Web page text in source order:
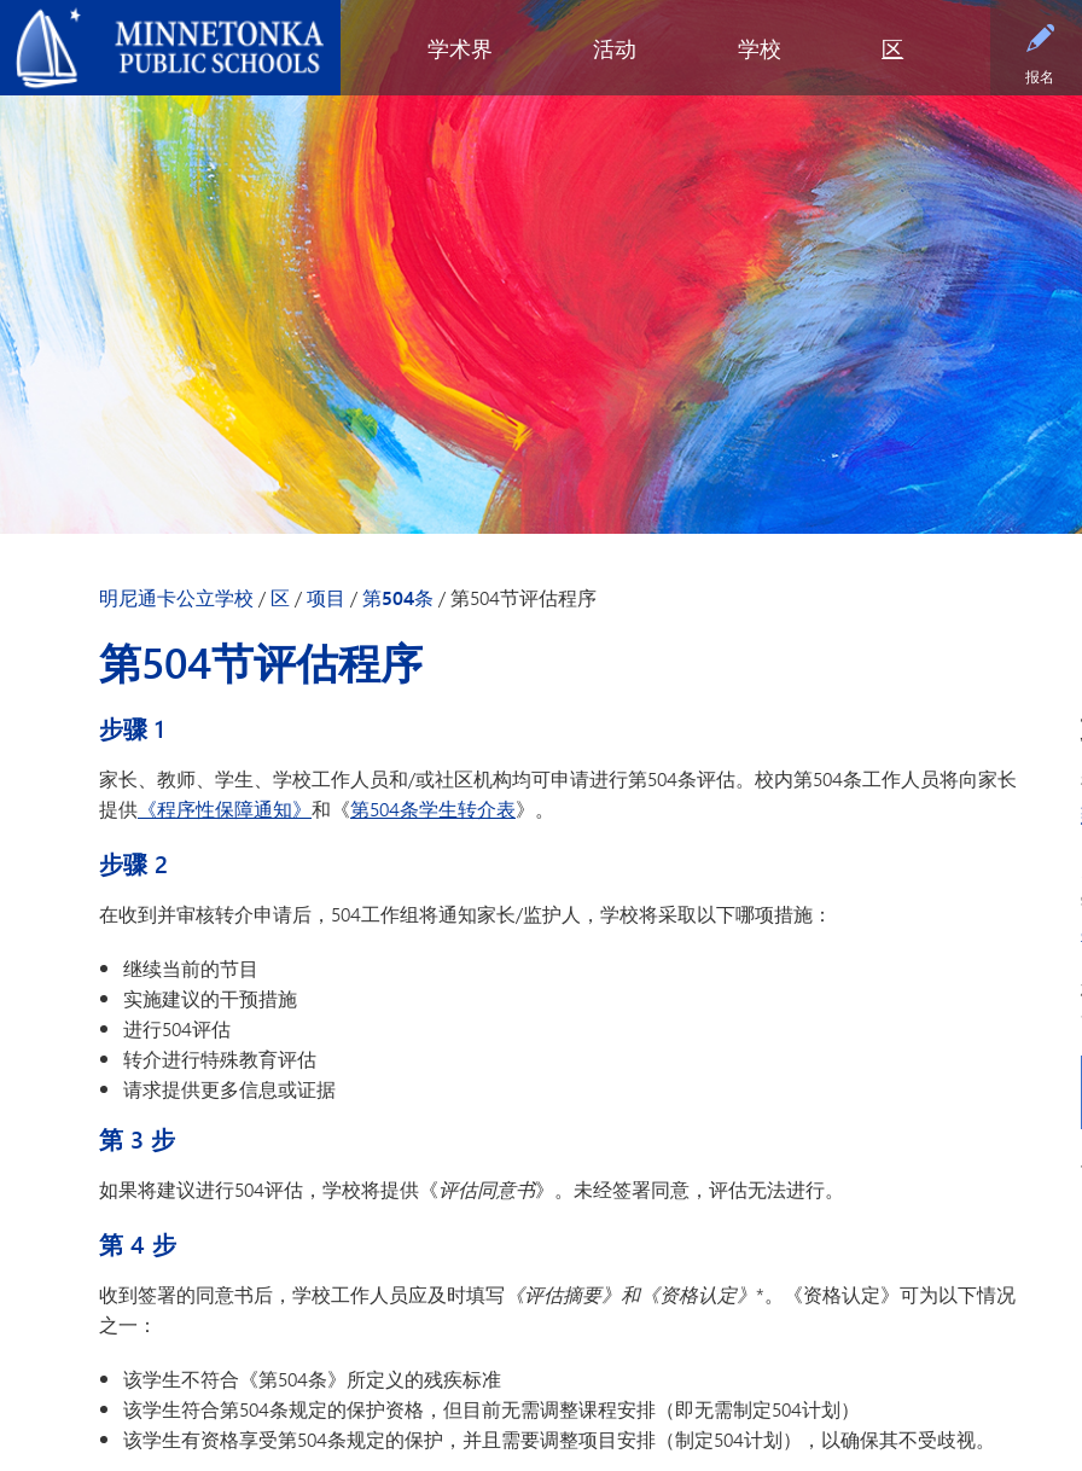
明尼通卡公立学校
学术界
地区项目
进阶学习
计算机科学与编程
数字健康与保健
语言沉浸式教学
音乐选项
“导航员”计划
奥尔维斯反欺凌项目
Tonka 在线
学前教育
幼儿筛查
幼儿家庭教育（ECFE）
幼儿特殊教育（ECSE）
“小探险家”托儿所
小学（K-5年级）
课程设置
小学网站链接
小学美术
沉浸式教学选项（幼儿园至五年
级）
Kindergarten at Minnetonka
读写能力计划
高
学
大
毕
美术
毕
国
国
语
明
“引
船
初中（6-8年级）
学术荣誉
课程目录
语言沉浸式教学（6-8年级）
活动
全区
卓越庆典
服务庆典
社区教育
有目标的育儿
“为更绿色的未来”再利用与回收活
动
Tonka 提供
小学
区合唱团
Tonka 辅导
青少年素质教育
青少年文娱活动
初中
活动 - MME
活动 - MMW
高中活动
社团与拓展活动
联系我们
明尼通卡合唱团（在新窗口/标签页中打开）
明尼通卡部落（在新窗口/标签页中打开）
明尼通卡管弦乐团（在新窗口/标签页中打开）
明尼通卡剧院（在新窗口/标签页中打开）
注册（在新窗口/标签页中打开）
学生会
高
日历
设施
常
联
注册
体育
体
门票
学校
社区教育
明尼通卡幼儿园与ECFE
探索者（托儿所）
青年
成人课程
活动
小学
迪普黑文小学
埃克塞尔西尔小学
格罗夫兰小学
明尼瓦什塔小学
风景高地小学
初中
东初中
西初中
高中
明尼通卡高中
区
领导力
年度报告
学区政策
校董会
校长
关于明尼通卡学区
区域地图（在新窗口/标签页中打开）
使命、信念与愿景
家长与学生手册
引以为豪之处
员工名录
部门
招标与提案征集
设施使用与租赁
人力资源
营养服务
居民及公开招募
安全与安保
教学
技术
测试与评估
交通
合作伙伴
后援会
案例
钻石俱乐部（在新窗口/标签
家庭协作
明尼通卡校友会
明尼通卡基金会
斯基珀斯助威俱乐部
Tonka CARES
托恩卡之傲
报名
明尼通卡公立学校 / 区/项目 /第504条 /第504节评估程序
第504节评估程序
步骤 1
家长、教师、学生、学校工作人员和/或社区机构均可申请进行第504条评估。校内第504条工作人员将向家长
提供 《程序性保障通知》 和《第504条学生转介表》。
步骤 2
在收到并审核转介申请后，504工作组将通知家长/监护人，学校将采取以下哪项措施：
继续当前的节目
实施建议的干预措施
进行504评估
转介进行特殊教育评估
请求提供更多信息或证据
第 3 步
如果将建议进行504评估，学校将提供《评估同意书》。未经签署同意，评估无法进行。
第 4 步
收到签署的同意书后，学校工作人员应及时填写 《评估摘要》和《资格认定》 *。《资格认定》可为以下情况
之一：
该学生不符合《第504条》所定义的残疾标准
该学生符合第504条规定的保护资格，但目前无需调整课程安排（即无需制定504计划）
该学生有资格享受第504条规定的保护，并且需要调整项目安排（制定504计划），以确保其不受歧视。